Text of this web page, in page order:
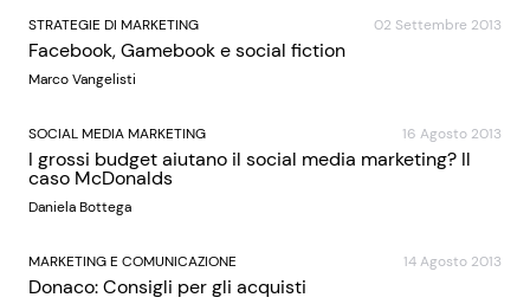
STRATEGIE DI MARKETING 02 Settembre 2013
Facebook, Gamebook e social fiction
Marco Vangelisti
SOCIAL MEDIA MARKETING 16 Agosto 2013
I grossi budget aiutano il social media marketing? Il
caso McDonalds
Daniela Bottega
MARKETING E COMUNICAZIONE 14 Agosto 2013
Donaco: Consigli per gli acquisti